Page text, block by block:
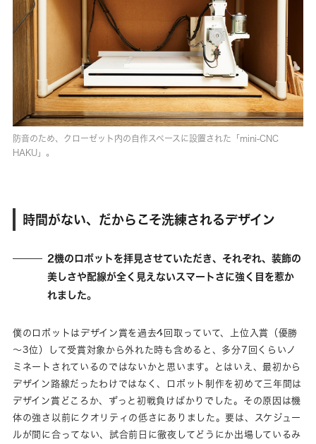
防音のため、クローゼット内の自作スペースに設置された「mini-CNC
HAKU」。
時間がない、だからこそ洗練されるデザイン
2機のロボットを拝見させていただき、それぞれ、装飾の
美しさや配線が全く見えないスマートさに強く目を惹か
れました。
僕のロボットはデザイン賞を過去4回取っていて、上位入賞（優勝
～3位）して受賞対象から外れた時も含めると、多分7回くらいノ
ミネートされているのではないかと思います。とはいえ、最初から
デザイン路線だったわけではなく、ロボット制作を初めて三年間は
デザイン賞どころか、ずっと初戦負けばかりでした。その原因は機
体の強さ以前にクオリティの低さにありました。要は、スケジュー
ルが間に合ってない、試合前日に徹夜してどうにか出場しているみ